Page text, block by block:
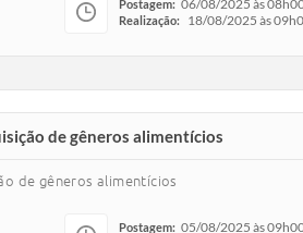
Postagem: 06/08/2025 às
Realização: 18/08/2025 às
de gêneros alimentícios
de gêneros alimentícios
Postagem: 05/08/2025 às